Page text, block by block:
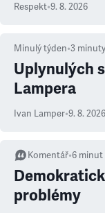
Respekt•9. 8. 2026
Minulý týden•3 minuty
Uplynulých
Lampera
Ivan Lamper•9. 8. 2026
Komentář•6 minut
problémy